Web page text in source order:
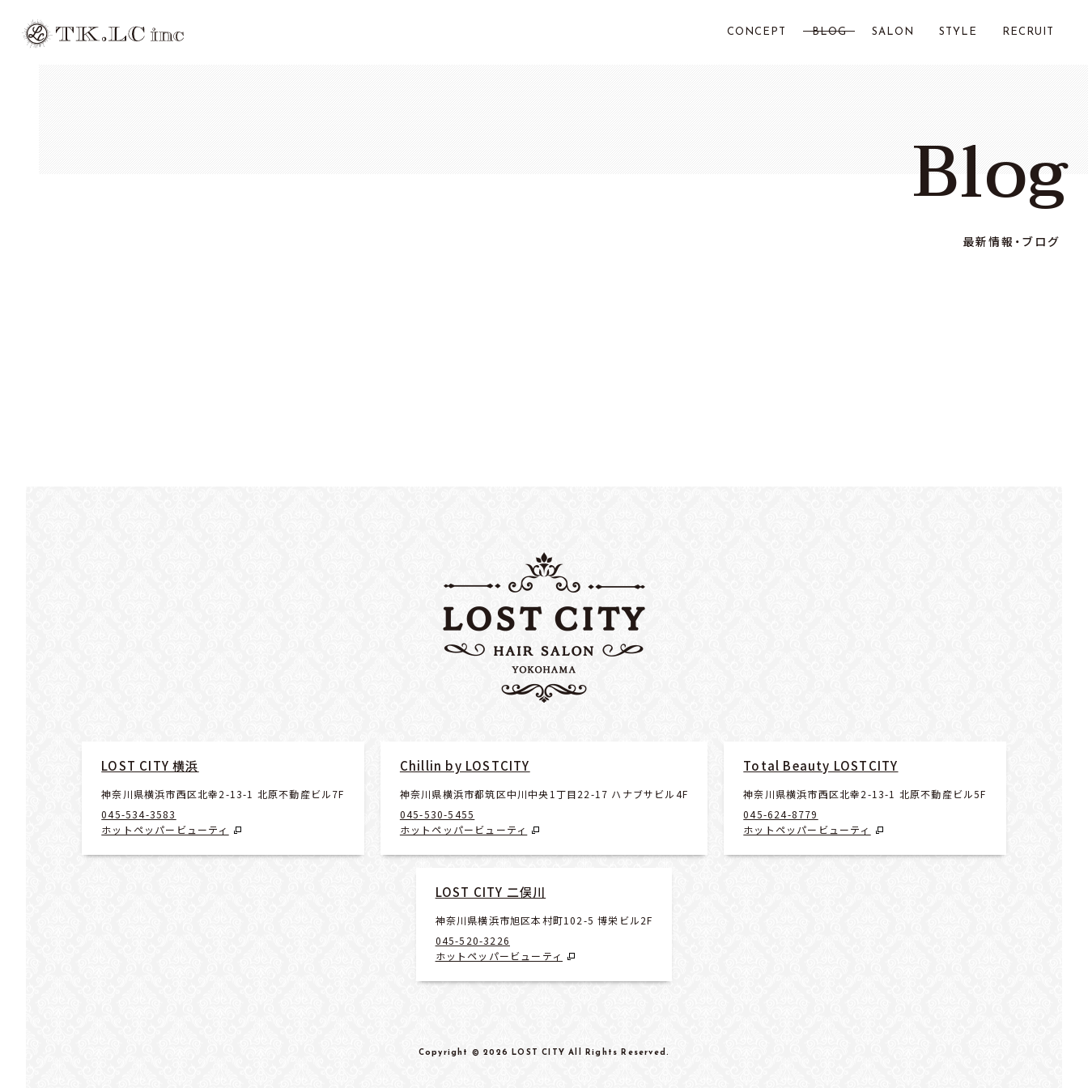
CONCEPT BLOG SALON
Total Beauty LOSTCITY
STYLE RECRUIT
Blog
最新情報・ブログ
LOST CITY 横浜
神奈川県横浜市西区北幸2-13-1 北原不動産ビル7F
045-534-3583
ホットペッパービューティ
Chillin by LOSTCITY
神奈川県横浜市都筑区中川中央1丁目22-17 ハナブサビル4F
045-530-5455
ホットペッパービューティ
Total Beauty LOSTCITY
神奈川県横浜市西区北幸2-13-1 北原不動産ビル5F
045-624-8779
ホットペッパービューティ
LOST CITY 二俣川
神奈川県横浜市旭区本村町102-5 博栄ビル2F
045-520-3226
ホットペッパービューティ
Copyright © 2026 LOST CITY All Rights Reserved .